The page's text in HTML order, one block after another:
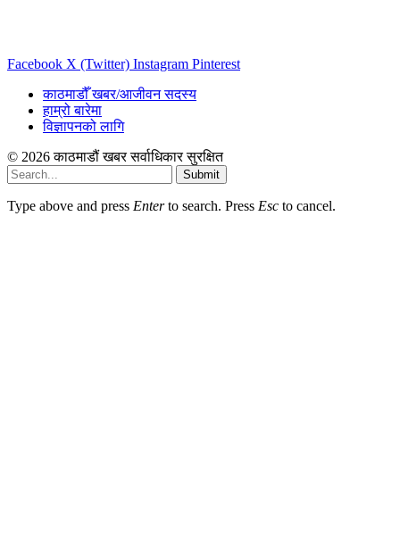
Facebook X (Twitter) Instagram Pinterest
काठमाडौँ खबर/आजीवन सदस्य
हाम्रो बारेमा
विज्ञापनको लागि
© 2026 काठमाडौं खबर सर्वाधिकार सुरक्षित
Submit
Type above and press Enterto search. Press Esc to cancel.